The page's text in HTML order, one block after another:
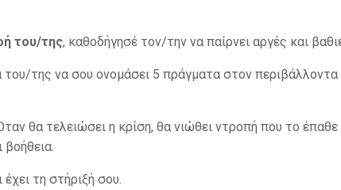
του/της, καθοδήγησέ τον/την να παίρνει αργές και
του/της να σου ονομάσει 5 πράγματα στον
θα τελειώσει η κρίση, θα νιώθει ντροπή που το
βοήθεια.
τη στήριξή σου.